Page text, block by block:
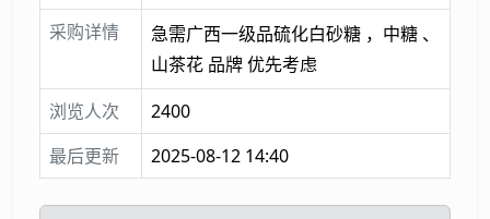
采购详情
急需广西一级品硫化白砂糖 ，中糖 、
山茶花 品牌 优先考虑
浏览人次
2400
最后更新
2025-08-12 14:40